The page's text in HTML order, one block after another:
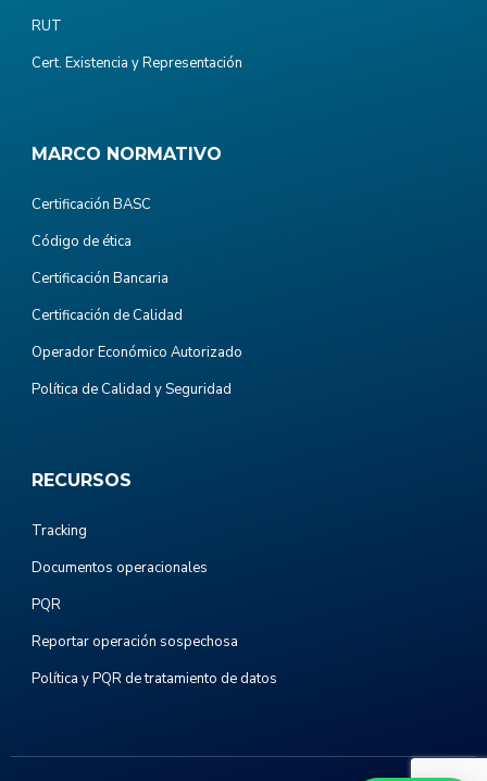
RUT
Cert. Existencia y Representación
MARCO NORMATIVO
Certificación BASC
Código de ética
Certificación Bancaria
Certificación de Calidad
Operador Económico Autorizado
Política de Calidad y Seguridad
RECURSOS
Tracking
Documentos operacionales
PQR
Reportar operación sospechosa
Política y PQR de tratamiento de datos